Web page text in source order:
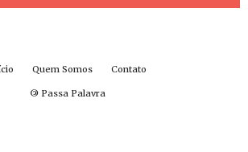
Quem Somos Contato
© Passa Palavra